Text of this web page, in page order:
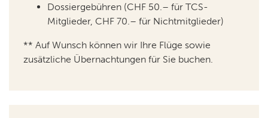
Dossiergebühren (CHF 50.– für TCS-
Mitglieder, CHF 70.– für Nichtmitglieder)
** Auf Wunsch können wir Ihre Flüge sowie
zusätzliche Übernachtungen für Sie buchen.